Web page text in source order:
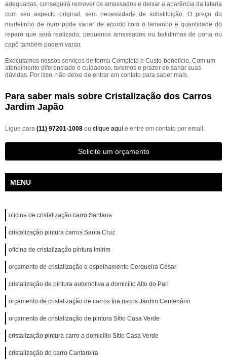
adequadas, conseguirá remover os amassados e deixar a aparência da lataria
com seu aspecto original, sem necessidade de substituição. O preço do
martelinho de ouro pode variar de acordo com o tamanho e quantidade do
reparo que será realizado, pequenos amassados ou batidinhas de porta ou
capô também podem variar.
Executamos nossos serviços de forma Completa e Custo-benefício. Com um
atendimento diferenciado e cuidadoso, teremos o prazer de sanar suas
dúvidas. Por isso, não deixe de entrar em contato para saber mais.
Para saber mais sobre Cristalização dos Carros
Jardim Japão
Ligue para (11) 97201-1008 ou clique aqui e entre em contato por email.
Solicite um orçamento
MENU
oficina de cristalização carro Santana
cristalização pintura carros Santa Cruz
oficina de cristalização pintura Imirim
orçamento de cristalização e espelhamento Cerqueira César
cristalização de pintura automotiva a domicílio Alto do Pari
orçamento de cristalização de carros tira riscos Jardim Centenário
orçamento de cristalização de pintura Sítio Casa Verde
cristalização pintura carro a domicílio Sítio Casa Verde
cristalização do carro Cantareira